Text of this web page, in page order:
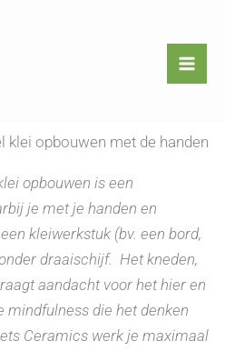
klei opbouwen met de handen
opbouwen is een
je met je handen en
kleiwerkstuk (bv. een bord,
draaischijf. Het kneden,
aandacht voor het hier en
die het denken
Ceramics werk je maximaal